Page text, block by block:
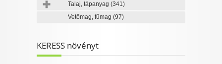
Talaj, tápanyag (341)
Vetőmag, fűmag (97)
KERESS növényt